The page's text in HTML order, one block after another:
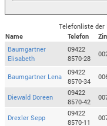
Telefonliste
Name
Telefon
Baumgartner
Elisabeth
09422
8570-28
Baumgartner Lena
09422
8570-34
Diewald Doreen
09422
8570-42
Drexler Sepp
09422
8570-11